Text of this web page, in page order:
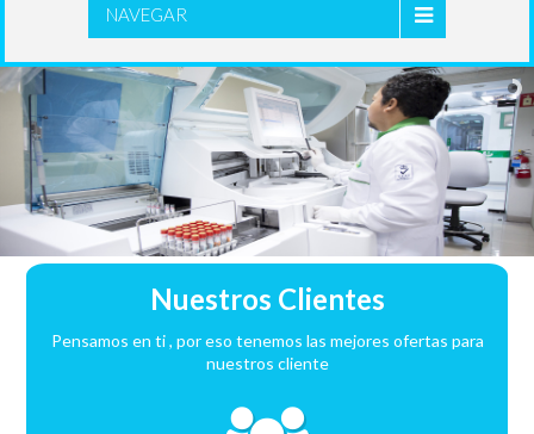
NAVEGAR
Nuestros Clientes
Pensamos en ti , por eso tenemos las mejores ofertas para
nuestros cliente